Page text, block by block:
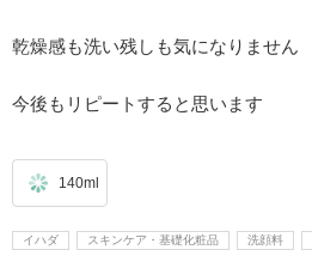
乾燥感も洗い残しも気になりません
今後もリピートすると思います
140ml
イハダ スキンケア・基礎化粧品 洗顔料